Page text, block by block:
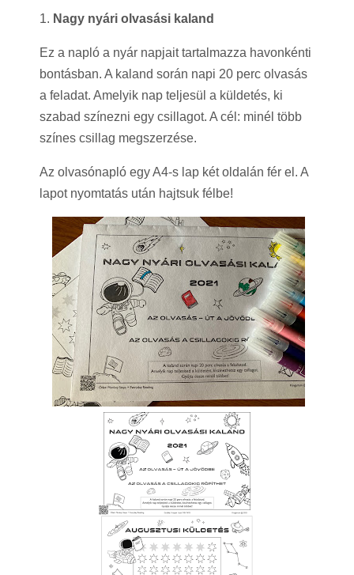
1. Nagy nyári olvasási kaland
Ez a napló a nyár napjait tartalmazza havonkénti
bontásban. A kaland során napi 20 perc olvasás
a feladat. Amelyik nap teljesül a küldetés, ki
szabad színezni egy csillagot. A cél: minél több
színes csillag megszerzése.
Az olvasónapló egy A4-s lap két oldalán fér el. A
lapot nyomtatás után hajtsuk félbe!